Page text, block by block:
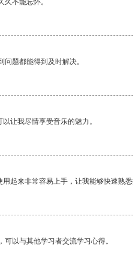
不能忘怀。
题都能得到及时解决。
让我尽情享受音乐的魅力。
起来非常容易上手，让我能够快速熟
以与其他学习者交流学习心得。